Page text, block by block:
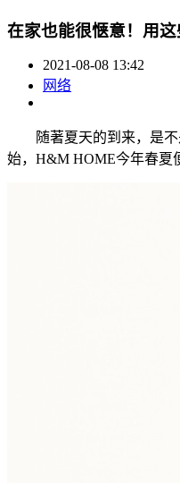
在家也能很惬意！用
2021-08-08 13:42
网络
随著夏天的到来，是不
始，H&M HOME今年春夏